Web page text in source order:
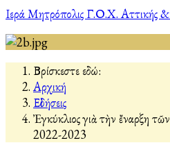
Ιερά Μητρόπολις Γ.Ο.Χ. Αττικής &
Βρίσκεστε εδώ:
Αρχική
Εἰδήσεις
Ἐγκύκλιος γιὰ τὴν ἔναρξη
2022-2023